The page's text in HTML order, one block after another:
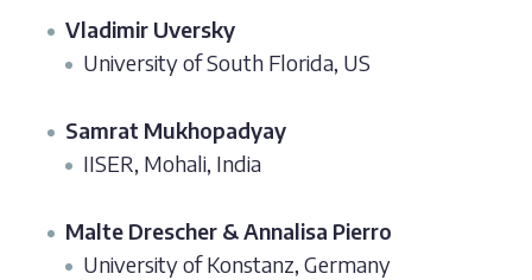
Vladimir Uversky
University of South Florida, US
Samrat Mukhopadyay
IISER, Mohali, India
Malte Drescher & Annalisa Pierro
University of Konstanz, Germany